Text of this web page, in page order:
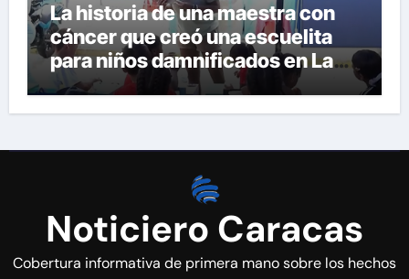
La historia de una maestra con
cáncer que creó una escuelita
para niños damnificados en La
Guaira
Noticiero Caracas
Cobertura informativa de primera mano sobre los hechos